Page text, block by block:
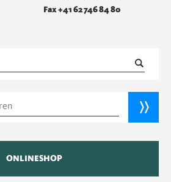
Fax +41 62 746 84 80
ONLINESHOP